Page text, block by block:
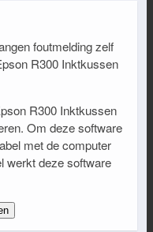
foutmelding zelf
R300 Inktkussen
R300 Inktkussen
Om deze software
met de computer
werkt deze software